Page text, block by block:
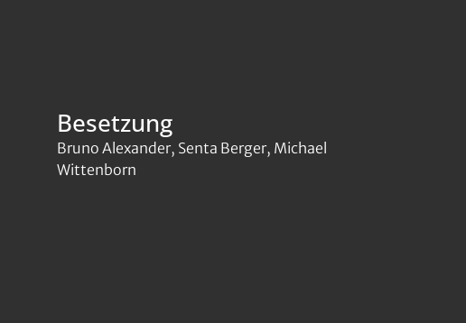
Besetzung
Bruno Alexander, Senta Berger, Michael
Wittenborn